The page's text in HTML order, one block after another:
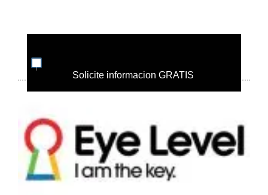
Solicite informacion GRATIS